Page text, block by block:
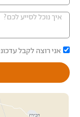
אני רוצה לקבל